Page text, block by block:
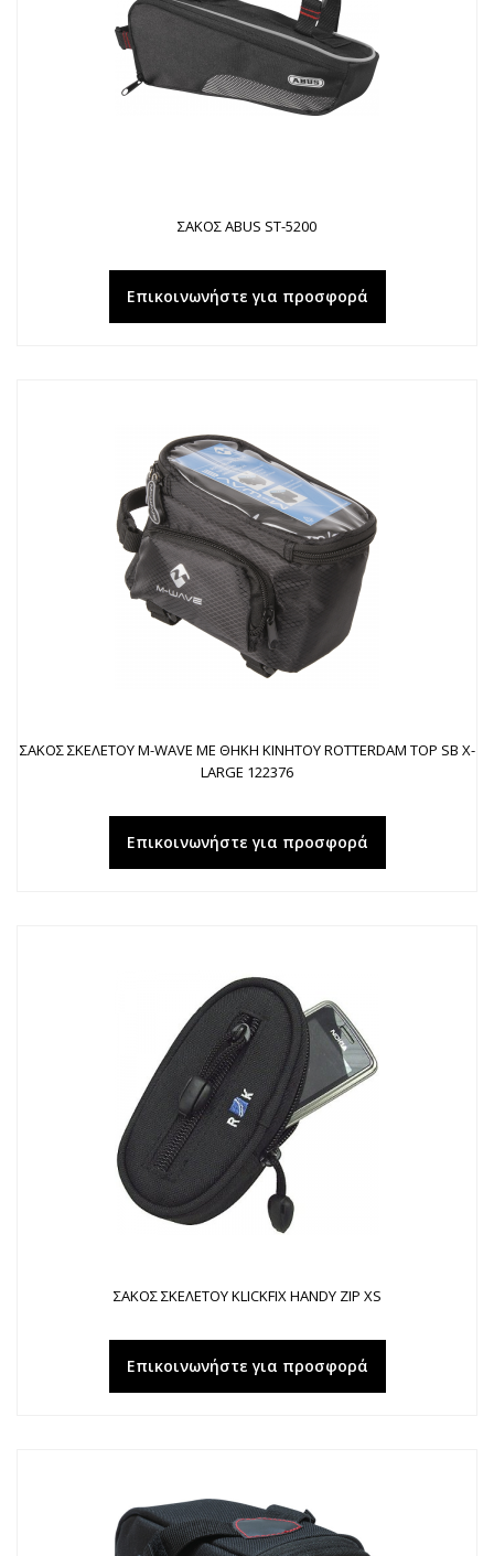
ΣΑΚΟΣ ABUS ST-5200
Επικοινωνήστε για προσφορά
ΣΑΚΟΣ ΣΚΕΛΕΤΟΥ M-WAVE ΜΕ ΘΗΚΗ ΚΙΝΗΤΟΥ ROTTERDAM TOP SB X-
LARGE 122376
Επικοινωνήστε για προσφορά
ΣΑΚΟΣ ΣΚΕΛΕΤΟΥ KLICKFIX HANDY ZIP XS
Επικοινωνήστε για προσφορά